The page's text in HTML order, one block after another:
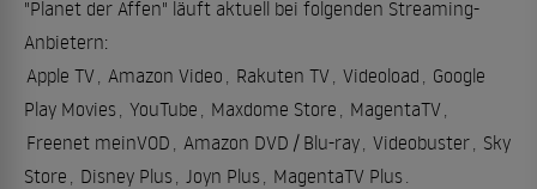
"Planet der Affen" läuft aktuell bei folgenden Streaming-
Anbietern:
Apple TV Amazon Video Rakuten TV Videoload
Google
Play Movies YouTube Maxdome Store MagentaTV
Freenet meinVOD
Amazon DVD / Blu-ray Videobuster Sky
Store
Disney Plus Joyn Plus MagentaTV Plus